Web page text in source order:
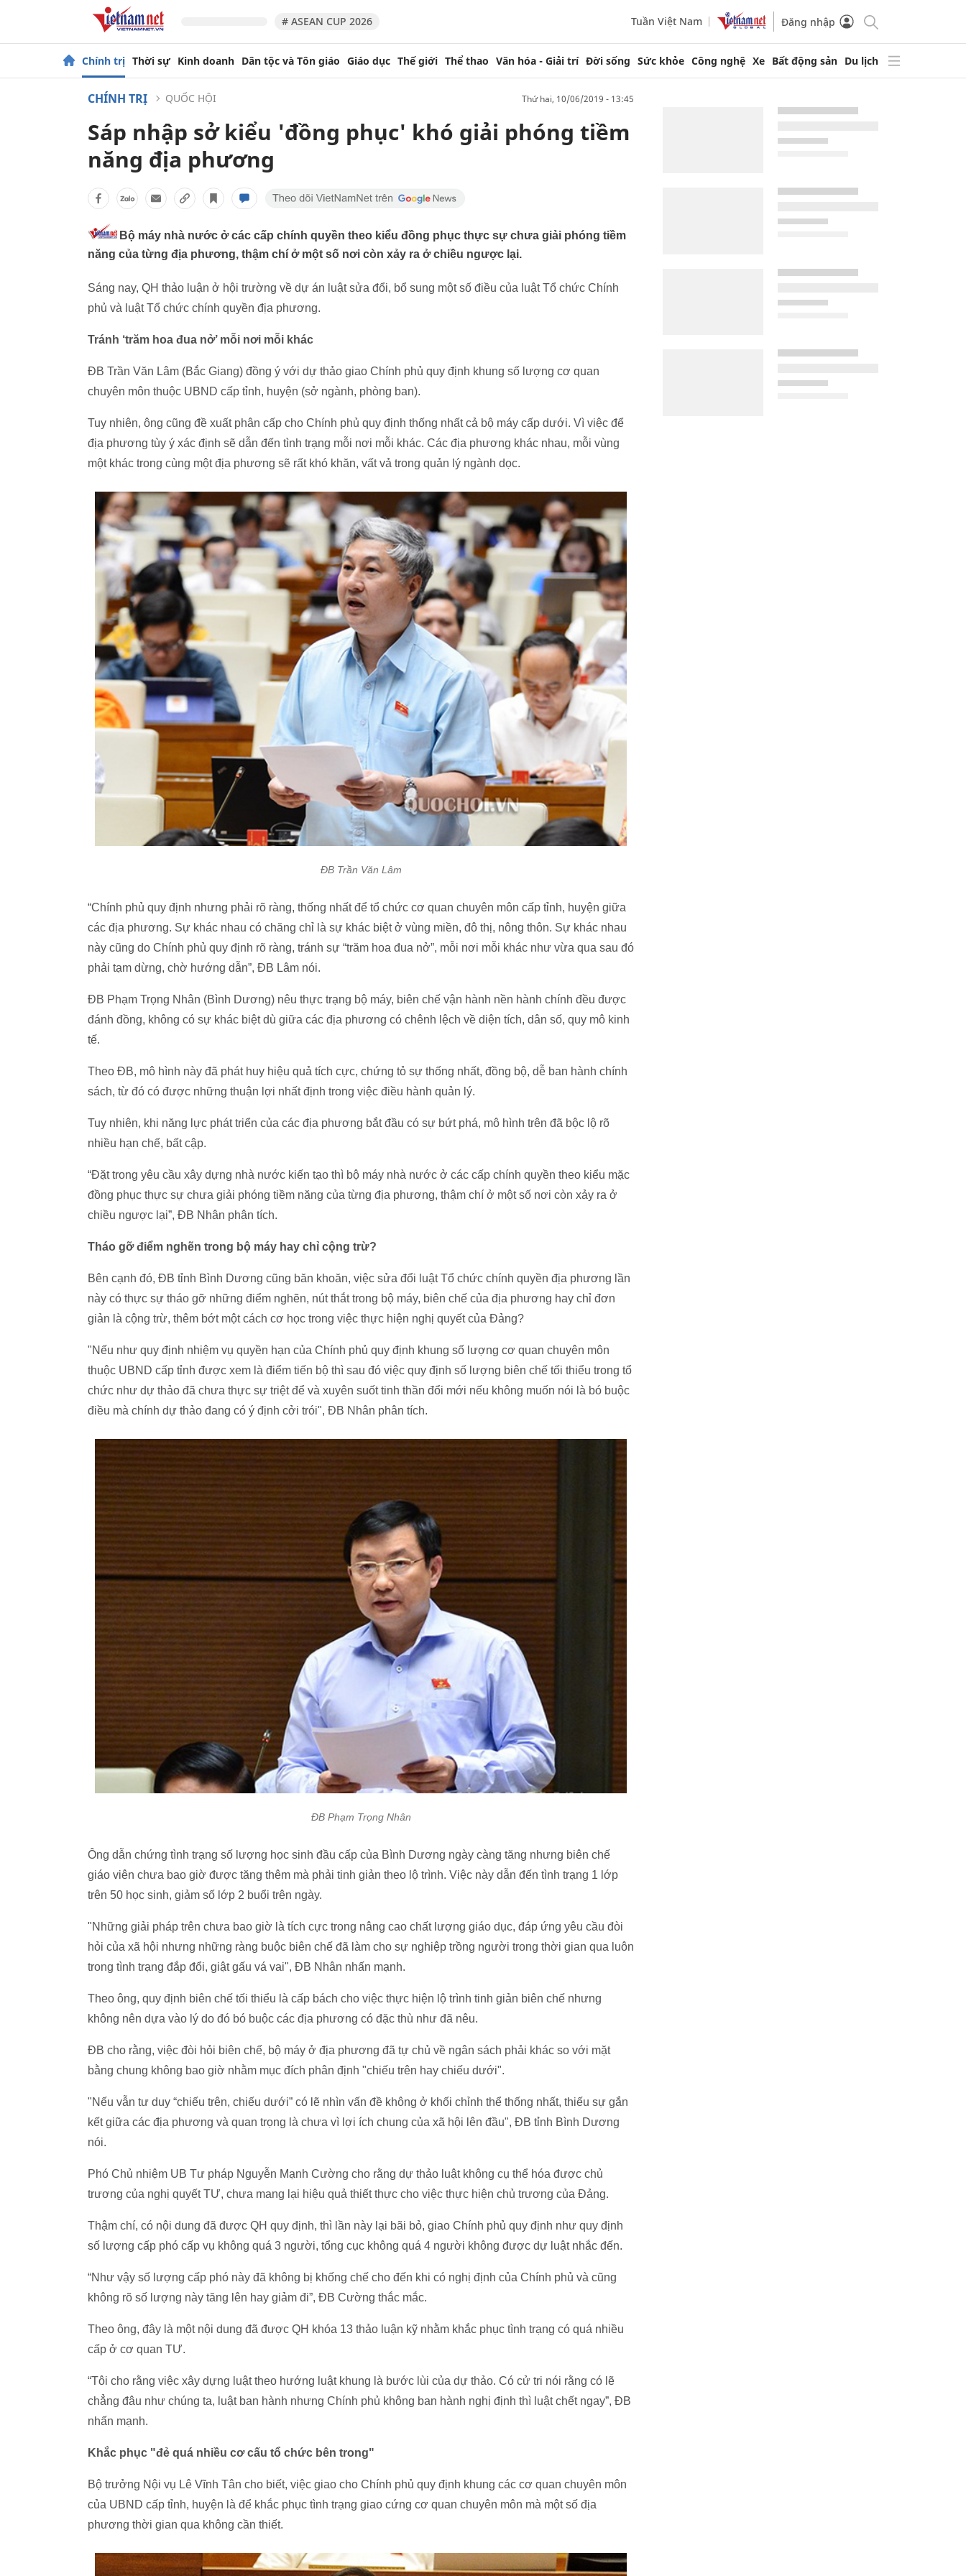
# ASEAN CUP 2026 Tuần Việt Nam Đăng nhập
Chính trị Thời sự Kinh doanh Dân tộc và Tôn giáo Giáo dục Thế giới Thể thao Văn hóa - Giải trí Đời sống Sức khỏe Công nghệ Xe Bất động sản Du lịch
CHÍNH TRỊ QUỐC HỘI thứ hai, 10/06/2019 - 13:45
Sáp nhập sở kiểu 'đồng phục' khó giải phóng tiềm
năng địa phương
Bộ máy nhà nước ở các cấp chính quyền theo kiểu đồng phục thực sự chưa giải phóng tiềm
năng của từng địa phương, thậm chí ở một số nơi còn xảy ra ở chiều ngược lại.
Sáng nay, QH thảo luận ở hội trường về dự án luật sửa đổi, bổ sung một số điều của luật Tổ chức Chính
phủ và luật Tổ chức chính quyền địa phương.
Tránh ‘trăm hoa đua nở’ mỗi nơi mỗi khác
ĐB Trần Văn Lâm (Bắc Giang) đồng ý với dự thảo giao Chính phủ quy định khung số lượng cơ quan
chuyên môn thuộc UBND cấp tỉnh, huyện (sở ngành, phòng ban).
Tuy nhiên, ông cũng đề xuất phân cấp cho Chính phủ quy định thống nhất cả bộ máy cấp dưới. Vì việc để
địa phương tùy ý xác định sẽ dẫn đến tình trạng mỗi nơi mỗi khác. Các địa phương khác nhau, mỗi vùng
một khác trong cùng một địa phương sẽ rất khó khăn, vất vả trong quản lý ngành dọc.
ĐB Trần Văn Lâm
“Chính phủ quy định nhưng phải rõ ràng, thống nhất để tổ chức cơ quan chuyên môn cấp tỉnh, huyện giữa
các địa phương. Sự khác nhau có chăng chỉ là sự khác biệt ở vùng miền, đô thị, nông thôn. Sự khác nhau
này cũng do Chính phủ quy định rõ ràng, tránh sự “trăm hoa đua nở”, mỗi nơi mỗi khác như vừa qua sau đó
phải tạm dừng, chờ hướng dẫn”, ĐB Lâm nói.
ĐB Phạm Trọng Nhân (Bình Dương) nêu thực trạng bộ máy, biên chế vận hành nền hành chính đều được
đánh đồng, không có sự khác biệt dù giữa các địa phương có chênh lệch về diện tích, dân số, quy mô kinh
tế.
Theo ĐB, mô hình này đã phát huy hiệu quả tích cực, chứng tỏ sự thống nhất, đồng bộ, dễ ban hành chính
sách, từ đó có được những thuận lợi nhất định trong việc điều hành quản lý.
Tuy nhiên, khi năng lực phát triển của các địa phương bắt đầu có sự bứt phá, mô hình trên đã bộc lộ rõ
nhiều hạn chế, bất cập.
“Đặt trong yêu cầu xây dựng nhà nước kiến tạo thì bộ máy nhà nước ở các cấp chính quyền theo kiểu mặc
đồng phục thực sự chưa giải phóng tiềm năng của từng địa phương, thậm chí ở một số nơi còn xảy ra ở
chiều ngược lại”, ĐB Nhân phân tích.
Tháo gỡ điểm nghẽn trong bộ máy hay chỉ cộng trừ?
Bên cạnh đó, ĐB tỉnh Bình Dương cũng băn khoăn, việc sửa đổi luật Tổ chức chính quyền địa phương lần
này có thực sự tháo gỡ những điểm nghẽn, nút thắt trong bộ máy, biên chế của địa phương hay chỉ đơn
giản là cộng trừ, thêm bớt một cách cơ học trong việc thực hiện nghị quyết của Đảng?
"Nếu như quy định nhiệm vụ quyền hạn của Chính phủ quy định khung số lượng cơ quan chuyên môn
thuộc UBND cấp tỉnh được xem là điểm tiến bộ thì sau đó việc quy định số lượng biên chế tối thiểu trong tổ
chức như dự thảo đã chưa thực sự triệt để và xuyên suốt tinh thần đổi mới nếu không muốn nói là bó buộc
điều mà chính dự thảo đang có ý định cởi trói", ĐB Nhân phân tích.
ĐB Phạm Trọng Nhân
Ông dẫn chứng tình trạng số lượng học sinh đầu cấp của Bình Dương ngày càng tăng nhưng biên chế
giáo viên chưa bao giờ được tăng thêm mà phải tinh giản theo lộ trình. Việc này dẫn đến tình trạng 1 lớp
trên 50 học sinh, giảm số lớp 2 buổi trên ngày.
"Những giải pháp trên chưa bao giờ là tích cực trong nâng cao chất lượng giáo dục, đáp ứng yêu cầu đòi
hỏi của xã hội nhưng những ràng buộc biên chế đã làm cho sự nghiệp trồng người trong thời gian qua luôn
trong tình trạng đắp đổi, giật gấu vá vai", ĐB Nhân nhấn mạnh.
Theo ông, quy định biên chế tối thiểu là cấp bách cho việc thực hiện lộ trình tinh giản biên chế nhưng
không nên dựa vào lý do đó bó buộc các địa phương có đặc thù như đã nêu.
ĐB cho rằng, việc đòi hỏi biên chế, bộ máy ở địa phương đã tự chủ về ngân sách phải khác so với mặt
bằng chung không bao giờ nhằm mục đích phân định "chiếu trên hay chiếu dưới".
"Nếu vẫn tư duy “chiếu trên, chiếu dưới” có lẽ nhìn vấn đề không ở khối chỉnh thể thống nhất, thiếu sự gắn
kết giữa các địa phương và quan trọng là chưa vì lợi ích chung của xã hội lên đầu", ĐB tỉnh Bình Dương
nói.
Phó Chủ nhiệm UB Tư pháp Nguyễn Mạnh Cường cho rằng dự thảo luật không cụ thể hóa được chủ
trương của nghị quyết TƯ, chưa mang lại hiệu quả thiết thực cho việc thực hiện chủ trương của Đảng.
Thậm chí, có nội dung đã được QH quy định, thì lần này lại bãi bỏ, giao Chính phủ quy định như quy định
số lượng cấp phó cấp vụ không quá 3 người, tổng cục không quá 4 người không được dự luật nhắc đến.
“Như vậy số lượng cấp phó này đã không bị khống chế cho đến khi có nghị định của Chính phủ và cũng
không rõ số lượng này tăng lên hay giảm đi”, ĐB Cường thắc mắc.
Theo ông, đây là một nội dung đã được QH khóa 13 thảo luận kỹ nhằm khắc phục tình trạng có quá nhiều
cấp ở cơ quan TƯ.
“Tôi cho rằng việc xây dựng luật theo hướng luật khung là bước lùi của dự thảo. Có cử tri nói rằng có lẽ
chẳng đâu như chúng ta, luật ban hành nhưng Chính phủ không ban hành nghị định thì luật chết ngay”, ĐB
nhấn mạnh.
Khắc phục "đẻ quá nhiều cơ cấu tổ chức bên trong"
Bộ trưởng Nội vụ Lê Vĩnh Tân cho biết, việc giao cho Chính phủ quy định khung các cơ quan chuyên môn
của UBND cấp tỉnh, huyện là để khắc phục tình trạng giao cứng cơ quan chuyên môn mà một số địa
phương thời gian qua không cần thiết.